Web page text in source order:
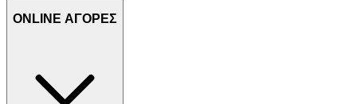
ONLINE ΑΓΟΡΕΣ